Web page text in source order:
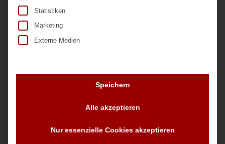
Nr. 23057
zzgl. MwSt.
Statistiken
Marketing
Externe Medien
Speichern
Alle akzeptieren
Nur essenzielle Cookies akzeptieren